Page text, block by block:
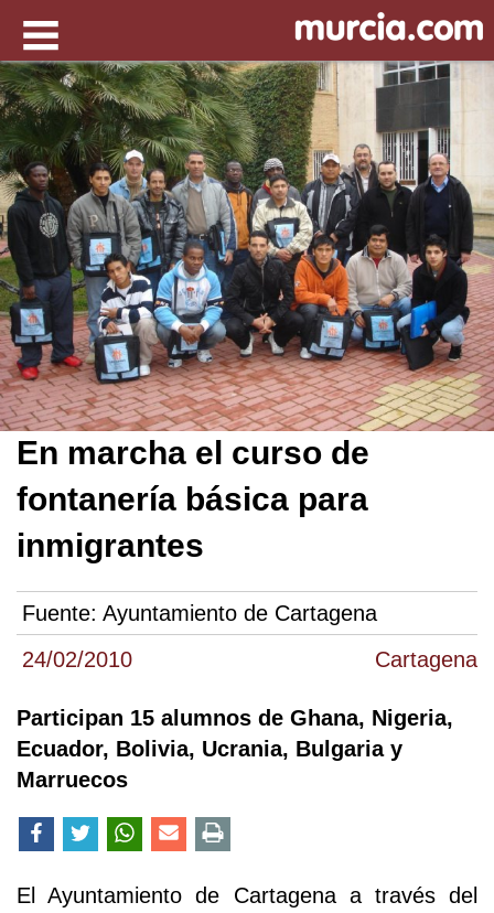
24/02/2010 Cartagena
En marcha el curso de
fontanería básica para
inmigrantes
Fuente: Ayuntamiento de Cartagena
Participan 15 alumnos de Ghana, Nigeria,
Ecuador, Bolivia, Ucrania, Bulgaria y
Marruecos
El Ayuntamiento de Cartagena a través del